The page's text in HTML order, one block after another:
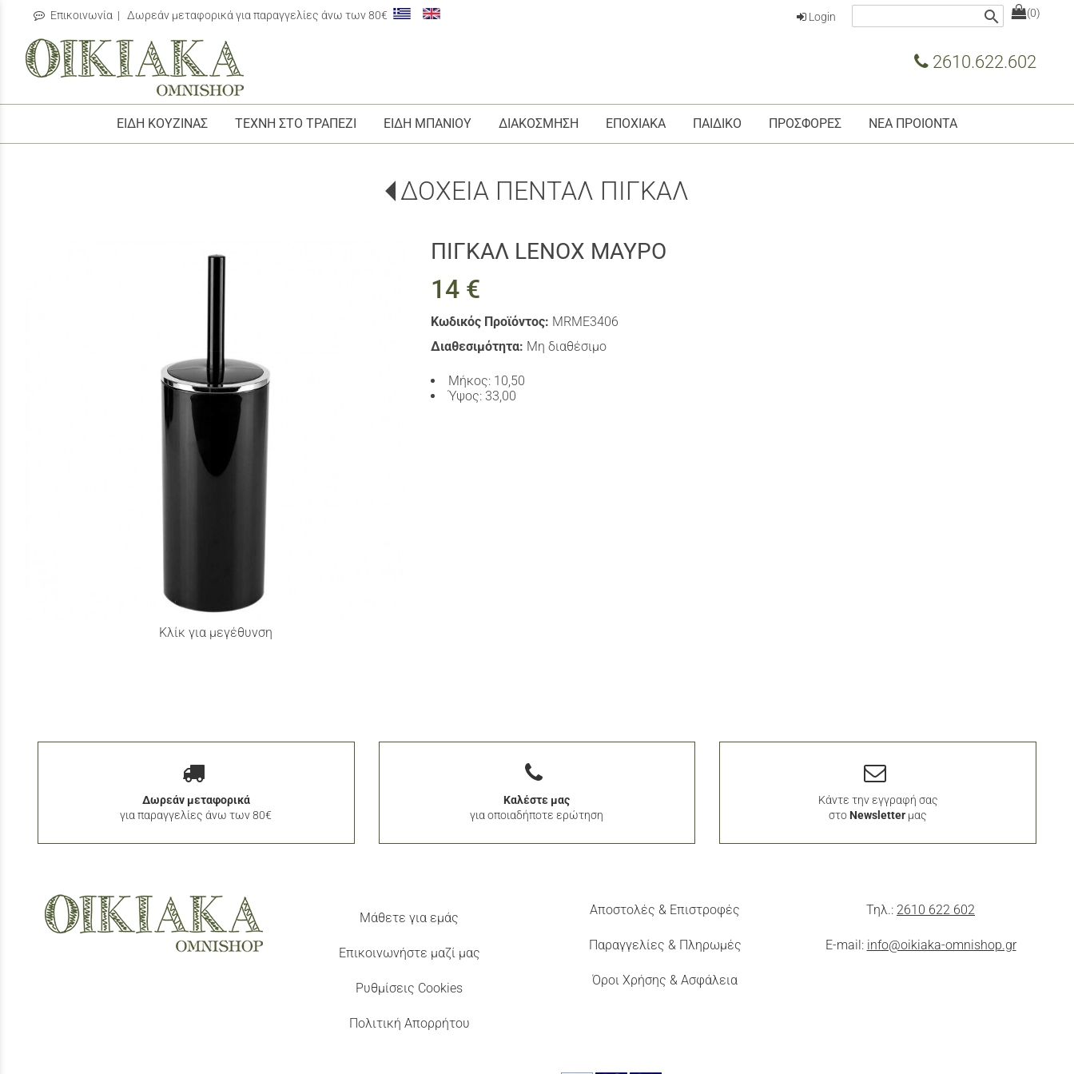
Επικοινωνία | Δωρεάν μεταφορικά για παραγγελίες άνω των 80€ (0)
search
Login
2610.622.602
/
ΕΙΔΗ ΚΟΥΖΙΝΑΣ ΤΕΧΝΗ ΣΤΟ ΤΡΑΠΕΖΙ ΕΙΔΗ ΜΠΑΝΙΟΥ ΔΙΑΚΟΣΜΗΣΗ ΕΠΟΧΙΑΚΑ ΠΑΙΔΙΚΟ ΠΡΟΣΦΟΡΕΣ ΝΕΑ ΠΡΟΙΟΝΤΑ
ΔΟΧΕΙΑ ΠΕΝΤΑΛ ΠΙΓΚΑΛ
Κλίκ για μεγέθυνση
ΠΙΓΚΑΛ LENOX ΜΑΥΡΟ
14 €
Κωδικός Προϊόντος: MRME3406
Διαθεσιμότητα: Μη διαθέσιμο
Μήκος: 10,50
Ύψος: 33,00
Δωρεάν μεταφορικά
για παραγγελίες άνω των 80€
Καλέστε μας
για οποιαδήποτε ερώτηση
Κάντε την εγγραφή σας
στο Newsletter μας
Μάθετε για εμάς
Επικοινωνήστε μαζί μας
Ρυθμίσεις Cookies
Πολιτική Απορρήτου
Αποστολές & Επιστροφές
Παραγγελίες & Πληρωμές
Όροι Χρήσης & Ασφάλεια
Τηλ.: 2610 622 602
E-mail: info@oikiaka-omnishop.gr